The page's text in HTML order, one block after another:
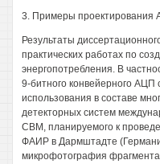
3. Примеры проектирования
Результаты
практических работах по
энергопотребления. В
9-битного конвейерного
использования в составе
детекторных систем
СВМ, планируемого к
ФАИР в Дармштадте
микрофотография